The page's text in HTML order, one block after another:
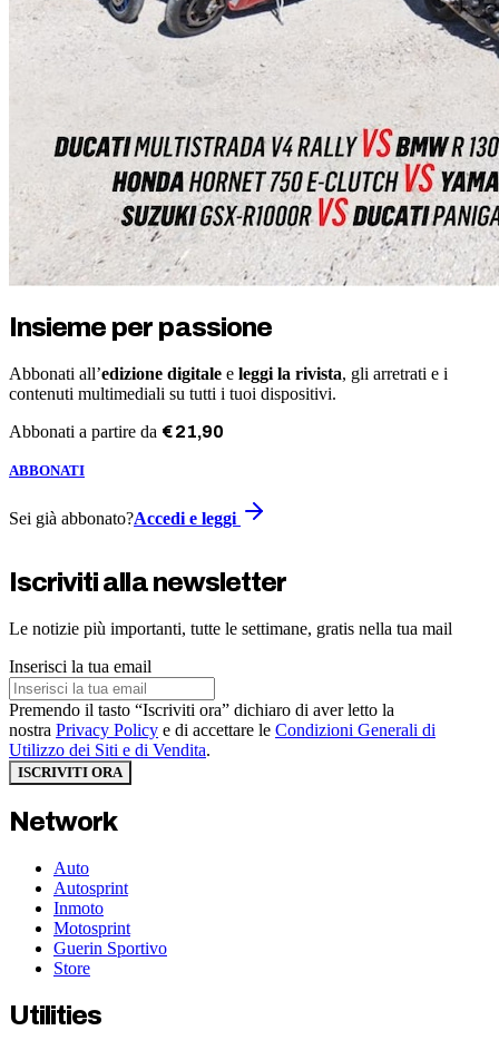
Insieme per passione
Abbonati all’edizione digitale e leggi la rivista, gli arretrati e i
contenuti multimediali su tutti i tuoi dispositivi.
Abbonati a partire da €21,90
ABBONATI
Sei già abbonato?Accedi e leggi
Iscriviti alla newsletter
Le notizie più importanti, tutte le settimane, gratis nella tua mail
Inserisci la tua email
Premendo il tasto “Iscriviti ora” dichiaro di aver letto la
nostra Privacy Policy e di accettare le Condizioni Generali di
Utilizzo dei Siti e di Vendita.
ISCRIVITI ORA
Network
Auto
Autosprint
Inmoto
Motosprint
Guerin Sportivo
Store
Utilities